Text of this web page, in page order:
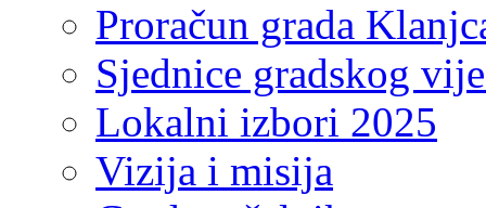
Proračun grada
Sjednice gradskog
Lokalni izbori 2025
Vizija i misija